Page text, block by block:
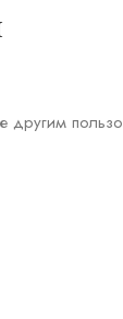
другим